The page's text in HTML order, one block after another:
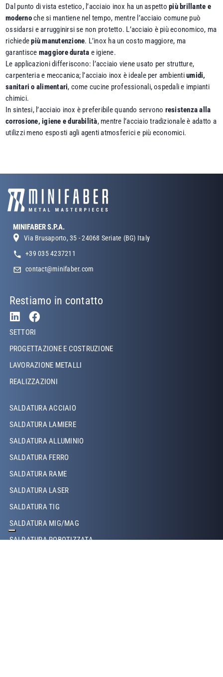
Dal punto di vista estetico, l’acciaio inox ha un aspettopiù brillante e
modernoche si mantiene nel tempo, mentre l’acciaio comune può
ossidarsi e arrugginirsi se non protetto. L’acciaio è più economico, ma
richiedepiù manutenzione. L’inox ha un costo maggiore, ma
garantisce maggiore durata e igiene.
Le applicazioni differiscono: l’acciaio viene usato per strutture,
carpenteria e meccanica; l’acciaio inox è ideale per ambientiumidi,
sanitari o alimentari, come cucine professionali, ospedali e impianti
chimici.
In sintesi, l’acciaio inox è preferibile quando servono resistenza alla
corrosione, igiene e durabilità, mentre l’acciaio tradizionale è adatto a
utilizzi meno esposti agli agenti atmosferici e più economici.
MINIFABER S.P.A.
Via Brusaporto, 35 - 24068 Seriate (BG) Italy
+39 035 4237211
contact@minifaber.com
Restiamo in contatto
Footer Left
SETTORI
PROGETTAZIONE E COSTRUZIONE
LAVORAZIONE METALLI
REALIZZAZIONI
Footer Left Middle
SALDATURA ACCIAIO
SALDATURA LAMIERE
SALDATURA ALLUMINIO
SALDATURA FERRO
SALDATURA RAME
SALDATURA LASER
SALDATURA TIG
SALDATURA MIG/MAG
SALDATURA ROBOTIZZATA